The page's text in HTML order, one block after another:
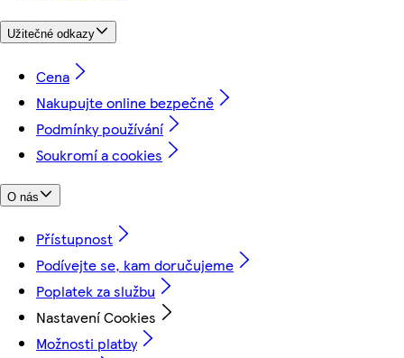
Užitečné odkazy
Cena
Nakupujte online bezpečně
Podmínky používání
Soukromí a cookies
O nás
Přístupnost
Podívejte se, kam doručujeme
Poplatek za službu
Nastavení Cookies
Možnosti platby